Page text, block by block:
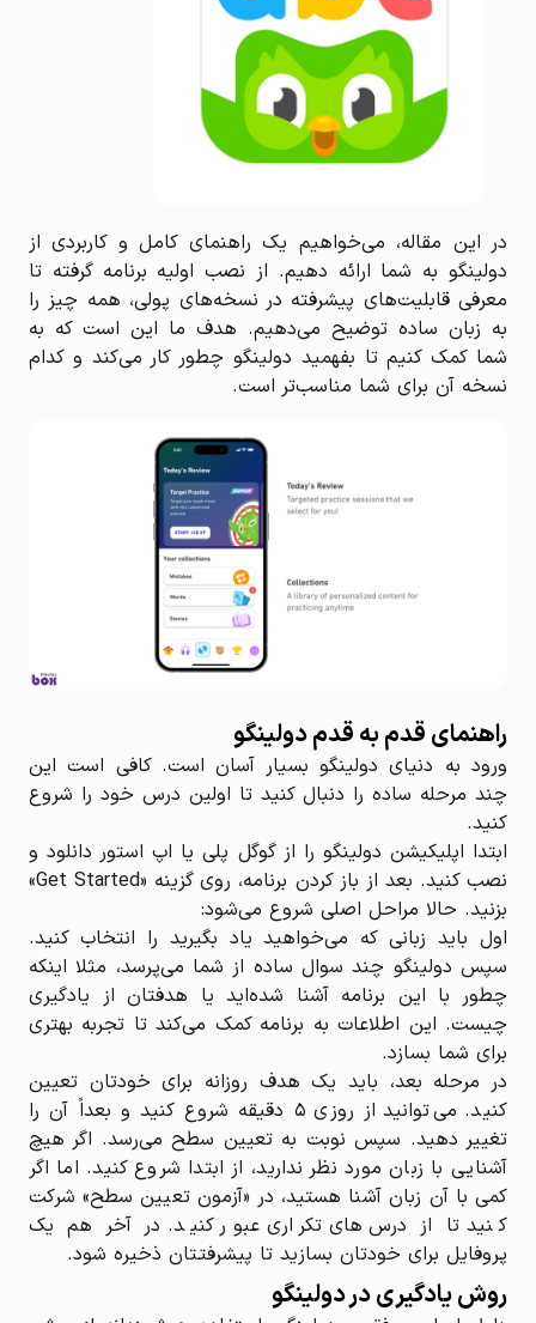
در این مقاله، می‌خواهیم یک راهنمای کامل و کاربردی از
دولینگو به شما ارائه دهیم. از نصب اولیه برنامه گرفته تا
معرفی قابلیت‌های پیشرفته در نسخه‌های پولی، همه چیز را
به زبان ساده توضیح می‌دهیم. هدف ما این است که به
شما کمک کنیم تا بفهمید دولینگو چطور کار می‌کند و کدام
نسخه آن برای شما مناسب‌تر است.
راهنمای قدم به قدم دولینگو
ورود به دنیای دولینگو بسیار آسان است. کافی است این
چند مرحله ساده را دنبال کنید تا اولین درس خود را شروع
کنید.
ابتدا اپلیکیشن دولینگو را از گوگل پلی یا اپ استور دانلود و
نصب کنید. بعد از باز کردن برنامه، روی گزینه «Get Started»
بزنید. حالا مراحل اصلی شروع می‌شود:
اول باید زبانی که می‌خواهید یاد بگیرید را انتخاب کنید.
سپس دولینگو چند سوال ساده از شما می‌پرسد، مثلا اینکه
چطور با این برنامه آشنا شده‌اید یا هدفتان از یادگیری
چیست. این اطلاعات به برنامه کمک می‌کند تا تجربه بهتری
برای شما بسازد.
در مرحله بعد، باید یک هدف روزانه برای خودتان تعیین
کنید. می‌توانید از روزی ۵ دقیقه شروع کنید و بعداً آن را
تغییر دهید. سپس نوبت به تعیین سطح می‌رسد. اگر هیچ
آشنایی با زبان مورد نظر ندارید، از ابتدا شروع کنید. اما اگر
کمی با آن زبان آشنا هستید، در «آزمون تعیین سطح» شرکت
کنید تا از درس‌های تکراری عبور کنید. در آخر هم یک
پروفایل برای خودتان بسازید تا پیشرفتتان ذخیره شود.
روش یادگیری در دولینگو